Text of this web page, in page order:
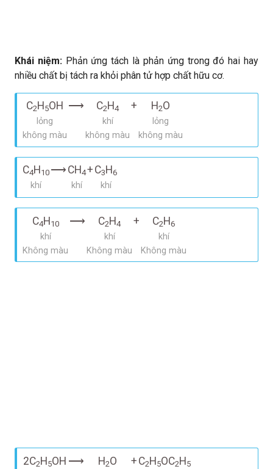
Khái niệm: Phản ứng tách là phản ứng trong đó hai hay
nhiều chất bị tách ra khỏi phân tử hợp chất hữu cơ.
C2H 5OH ⟶ C2H 4 + H 2O
lỏng khí
lỏng
không màu
không màu không màu
C4H10 ⟶ CH4+ C3H6
khí khí khí
C4H10 ⟶ C2H4 + C2H6
khí khí
khí
Không màu
Không màu Không màu
2C2H5OH ⟶ H2O + C2H5OC2H5